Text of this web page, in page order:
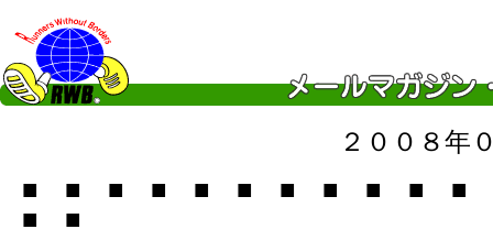
２００８年
■ ■ ■ ■ ■ ■ ■ ■ ■ ■
■ ■